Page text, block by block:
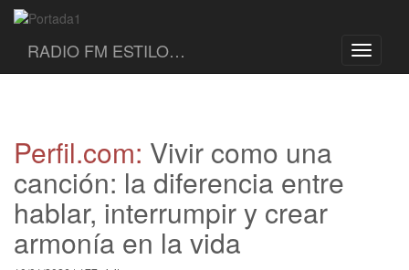
Toggle
RADIO FM ESTILO…
Perfil.com: Vivir como una
canción: la diferencia entre
hablar, interrumpir y crear
armonía en la vida